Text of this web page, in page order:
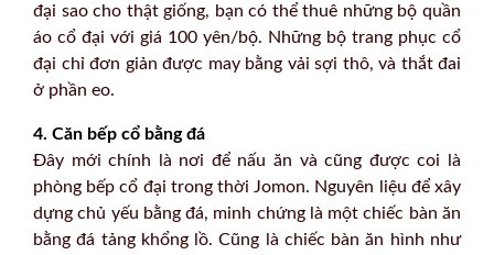
đại sao cho thật giống, bạn có thể thuê những bộ quần
áo cổ đại với giá 100 yên/bộ. Những bộ trang phục cổ
đại chỉ đơn giản được may bằng vải sợi thô, và thắt đai
ở phần eo.
4. Căn bếp cổ bằng đá
Đây mới chính là nơi để nấu ăn và cũng được coi là
phòng bếp cổ đại trong thời Jomon. Nguyên liệu để xây
dựng chủ yếu bằng đá, minh chứng là một chiếc bàn ăn
bằng đá tảng khổng lồ. Cũng là chiếc bàn ăn hình như